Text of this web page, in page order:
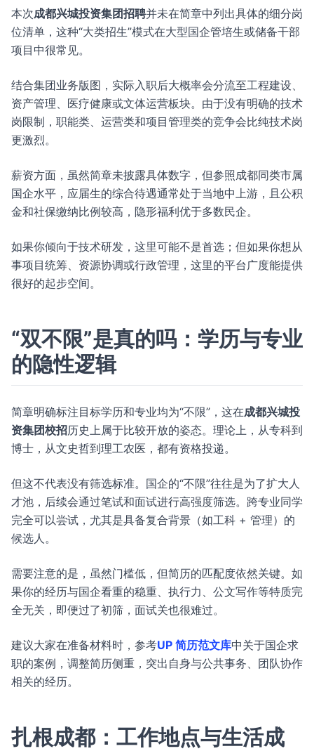
本次成都兴城投资集团招聘并未在简章中列出具体的细分岗
位清单，这种“大类招生”模式在大型国企管培生或储备干部
项目中很常见。
结合集团业务版图，实际入职后大概率会分流至工程建设、
资产管理、医疗健康或文体运营板块。由于没有明确的技术
岗限制，职能类、运营类和项目管理类的竞争会比纯技术岗
更激烈。
薪资方面，虽然简章未披露具体数字，但参照成都同类市属
国企水平，应届生的综合待遇通常处于当地中上游，且公积
金和社保缴纳比例较高，隐形福利优于多数民企。
如果你倾向于技术研发，这里可能不是首选；但如果你想从
事项目统筹、资源协调或行政管理，这里的平台广度能提供
很好的起步空间。
“双不限”是真的吗：学历与专业
的隐性逻辑
简章明确标注目标学历和专业均为“不限”，这在成都兴城投
资集团校招历史上属于比较开放的姿态。理论上，从专科到
博士，从文史哲到理工农医，都有资格投递。
但这不代表没有筛选标准。国企的“不限”往往是为了扩大人
才池，后续会通过笔试和面试进行高强度筛选。跨专业同学
完全可以尝试，尤其是具备复合背景（如工科 + 管理）的
候选人。
需要注意的是，虽然门槛低，但简历的匹配度依然关键。如
果你的经历与国企看重的稳重、执行力、公文写作等特质完
全无关，即便过了初筛，面试关也很难过。
建议大家在准备材料时，参考UP 简历范文库中关于国企求
职的案例，调整简历侧重，突出自身与公共事务、团队协作
相关的经历。
扎根成都：工作地点与生活成